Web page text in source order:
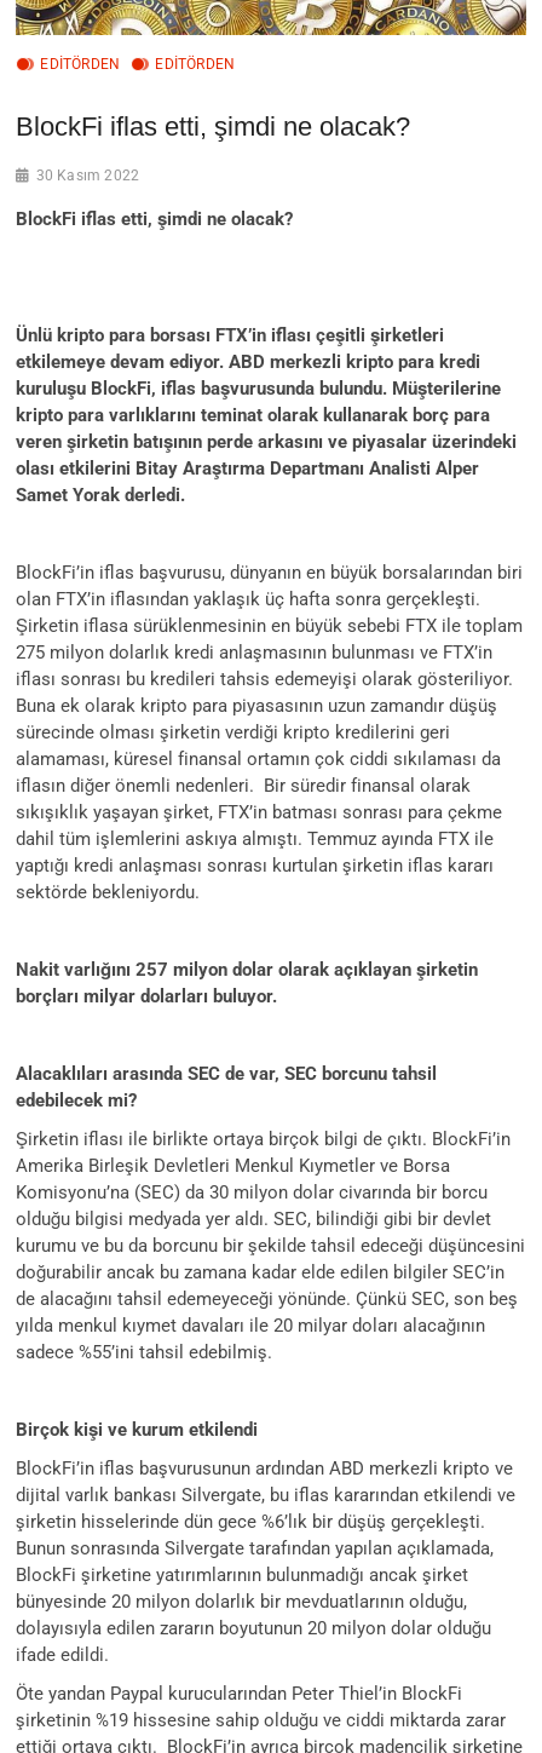
EDITÖRDEN EDİTÖRDEN
BlockFi iflas etti, şimdi ne olacak?
30 Kasım 2022
BlockFi iflas etti, şimdi ne olacak?
Ünlü kripto para borsası FTX’in iflası çeşitli şirketleri
etkilemeye devam ediyor. ABD merkezli kripto para kredi
kuruluşu BlockFi, iflas başvurusunda bulundu. Müşterilerine
kripto para varlıklarını teminat olarak kullanarak borç para
veren şirketin batışının perde arkasını ve piyasalar üzerindeki
olası etkilerini Bitay Araştırma Departmanı Analisti Alper
Samet Yorak derledi.
BlockFi’in iflas başvurusu, dünyanın en büyük borsalarından biri
olan FTX’in iflasından yaklaşık üç hafta sonra gerçekleşti.
Şirketin iflasa sürüklenmesinin en büyük sebebi FTX ile toplam
275 milyon dolarlık kredi anlaşmasının bulunması ve FTX’in
iflası sonrası bu kredileri tahsis edemeyişi olarak gösteriliyor.
Buna ek olarak kripto para piyasasının uzun zamandır düşüş
sürecinde olması şirketin verdiği kripto kredilerini geri
alamaması, küresel finansal ortamın çok ciddi sıkılaması da
iflasın diğer önemli nedenleri. Bir süredir finansal olarak
sıkışıklık yaşayan şirket, FTX’in batması sonrası para çekme
dahil tüm işlemlerini askıya almıştı. Temmuz ayında FTX ile
yaptığı kredi anlaşması sonrası kurtulan şirketin iflas kararı
sektörde bekleniyordu.
Nakit varlığını 257 milyon dolar olarak açıklayan şirketin
borçları milyar dolarları buluyor.
Alacaklıları arasında SEC de var, SEC borcunu tahsil
edebilecek mi?
Şirketin iflası ile birlikte ortaya birçok bilgi de çıktı. BlockFi’in
Amerika Birleşik Devletleri Menkul Kıymetler ve Borsa
Komisyonu’na (SEC) da 30 milyon dolar civarında bir borcu
olduğu bilgisi medyada yer aldı. SEC, bilindiği gibi bir devlet
kurumu ve bu da borcunu bir şekilde tahsil edeceği düşüncesini
doğurabilir ancak bu zamana kadar elde edilen bilgiler SEC’in
de alacağını tahsil edemeyeceği yönünde. Çünkü SEC, son beş
yılda menkul kıymet davaları ile 20 milyar doları alacağının
sadece %55’ini tahsil edebilmiş.
Birçok kişi ve kurum etkilendi
BlockFi’in iflas başvurusunun ardından ABD merkezli kripto ve
dijital varlık bankası Silvergate, bu iflas kararından etkilendi ve
şirketin hisselerinde dün gece %6’lık bir düşüş gerçekleşti.
Bunun sonrasında Silvergate tarafından yapılan açıklamada,
BlockFi şirketine yatırımlarının bulunmadığı ancak şirket
bünyesinde 20 milyon dolarlık bir mevduatlarının olduğu,
dolayısıyla edilen zararın boyutunun 20 milyon dolar olduğu
ifade edildi.
Öte yandan Paypal kurucularından Peter Thiel’in BlockFi
şirketinin %19 hissesine sahip olduğu ve ciddi miktarda zarar
ettiği ortaya çıktı. BlockFi’in ayrıca birçok madencilik şirketine